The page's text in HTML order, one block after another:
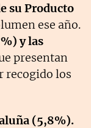
su Producto
ese año.
y las
presentan
recogido los
(5,8%).